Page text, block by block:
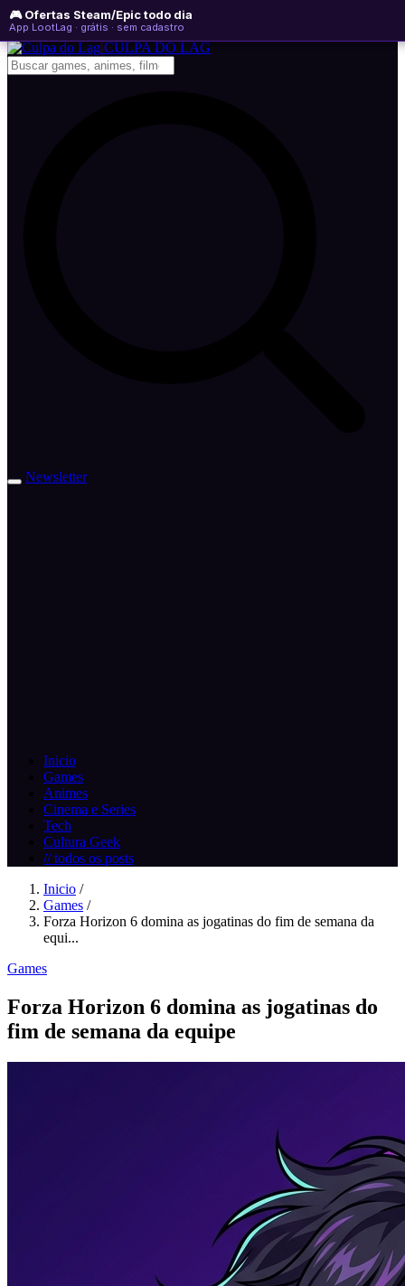
🎮 Ofertas Steam/Epic todo dia
App LootLag · grátis · sem cadastro
domingo, 09 de agosto de 2026 WhatsApp
Newsletter
CULPA DO LAG
Newsletter
Inicio
Games
Animes
Cinema e Series
Tech
Cultura Geek
// todos os posts
Inicio /
Games /
Forza Horizon 6 domina as jogatinas do fim de semana da
equi...
Games
Forza Horizon 6 domina as jogatinas do
fim de semana da equipe